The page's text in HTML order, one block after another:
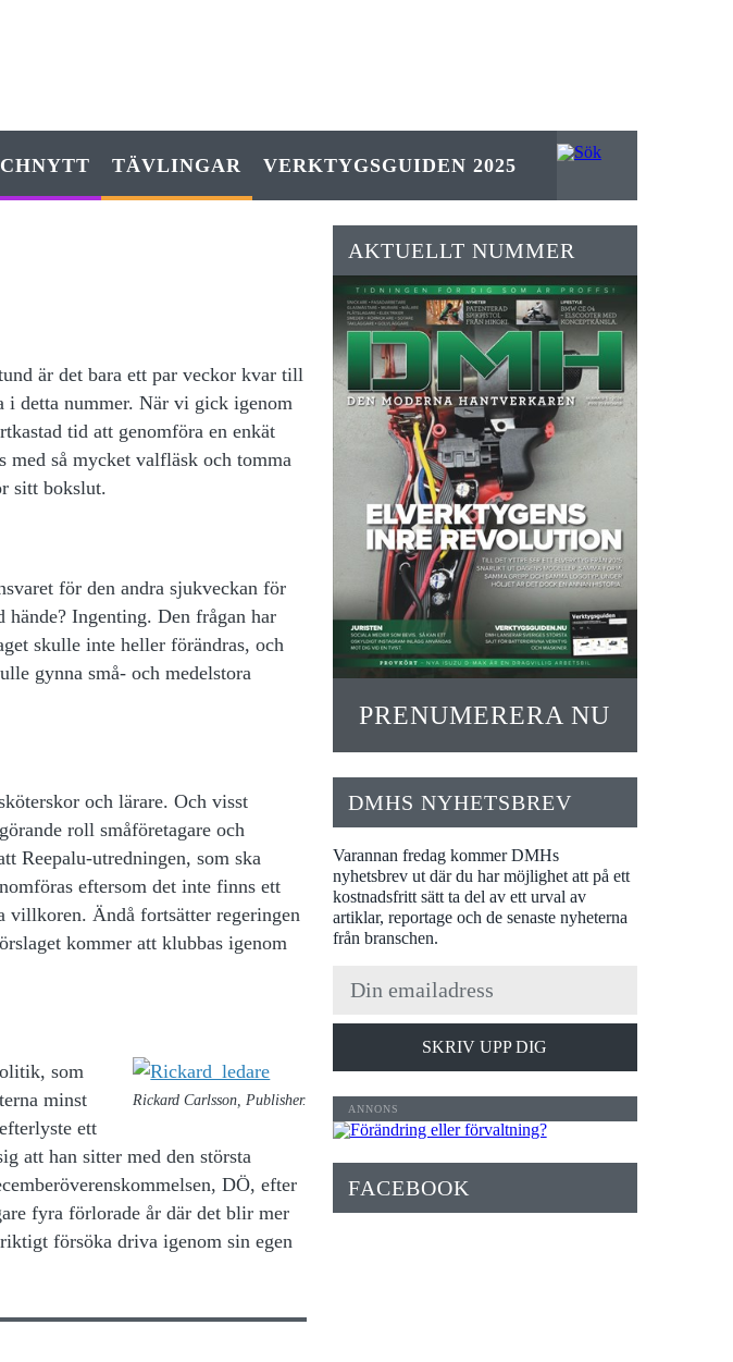
TÄVLINGAR VERKTYGSGUIDEN 2025
är det bara ett par veckor kvar till
i detta nummer. När vi gick igenom
tid att genomföra en enkät
så mycket valfläsk och tomma
sitt bokslut.
för den andra sjukveckan för
Ingenting. Den frågan har
skulle inte heller förändras, och
gynna små- och medelstora
och lärare. Och visst
roll småföretagare och
Reepalu-utredningen, som ska
eftersom det inte finns ett
villkoren. Ändå fortsätter regeringen
kommer att klubbas igenom
Rickard Carlsson, Publisher.
som
minst
ett
att han sitter med den största
DÖ, efter
fyra förlorade år där det blir mer
försöka driva igenom sin egen
AKTUELLT NUMMER
PRENUMERERA NU
DMHS NYHETSBREV
Varannan fredag kommer DMHs
nyhetsbrev ut där du har möjlighet att på ett
kostnadsfritt sätt ta del av ett urval av
artiklar, reportage och de senaste nyheterna
från branschen.
SKRIV UPP DIG
FACEBOOK